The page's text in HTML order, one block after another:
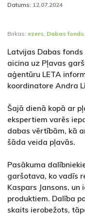
Datums: 12.07.2024
Birkas: ezers Dabas fonds
Latvijas Dabas fonds
aicina uz Pļavas
aģentūru LETA
koordinatore Andra
Šajā dienā kopā ar
ekspertiem varēs
dabas vērtībām, kā
šāda veida pļavās.
Pasākuma
garšotava, ko vadīs
Kaspars Jansons,
produktiem. Dalība
skaits ierobežots,